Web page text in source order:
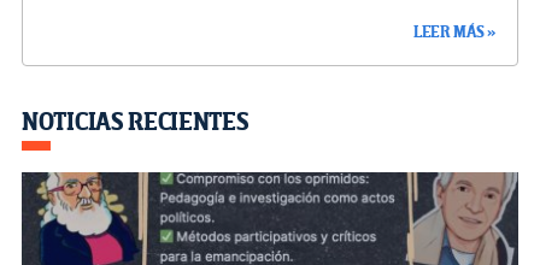
o
k
m n
tir
LEER MÁS »
NOTICIAS RECIENTES